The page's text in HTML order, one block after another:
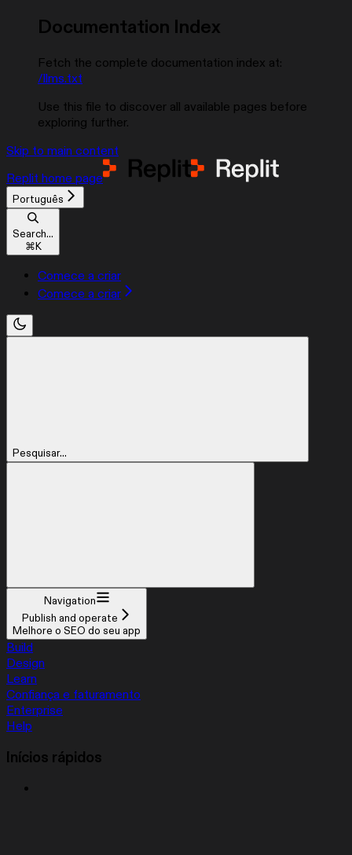
Documentation Index
Fetch the complete documentation index at:
/llms.txt
Use this file to discover all available pages before
exploring further.
Skip to main content
Replit home page
Português
Search...
⌘K
Comece a criar
Comece a criar
Pesquisar...
Navigation
Publish and operate
Melhore o SEO do seu app
Build
Design
Learn
Confiança e faturamento
Enterprise
Help
Inícios rápidos